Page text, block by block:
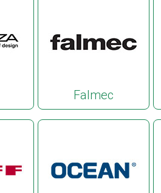
Falmec